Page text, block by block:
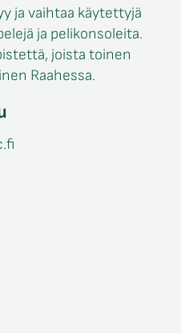
ja vaihtaa käytettyjä
ja pelikonsoleita.
joista toinen
Raahessa.